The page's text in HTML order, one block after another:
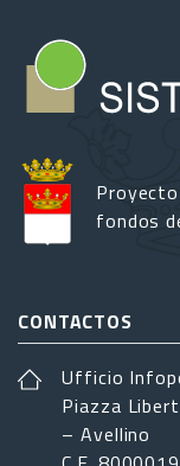
fondos
CONTACTOS
Ufficio
Piazza
– Avellino